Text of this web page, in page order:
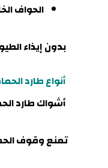
الحواف
بدون إيذاء
أنواع طارد
أشواك طارد
تمنع وقوف